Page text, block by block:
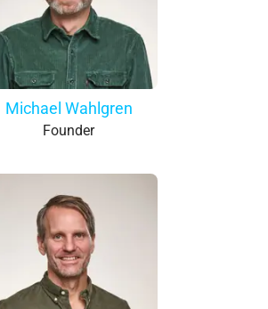
Michael Wahlgren
Founder